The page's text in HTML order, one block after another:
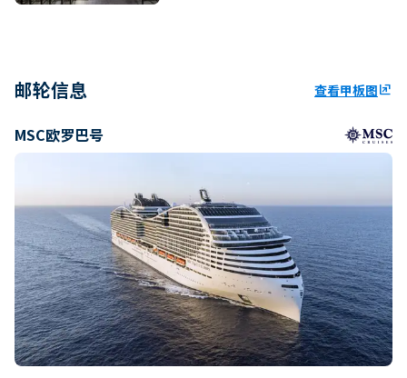
邮轮信息 查看甲板图ungroup
MSC欧罗巴号